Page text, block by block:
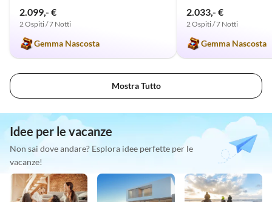
2.099,- €
2 Ospiti / 7 Notti
Gemma Nascosta
2.033,- €
2 Ospiti / 7 Notti
Gemma Nascosta
Mostra Tutto
Idee per le vacanze
Non sai dove andare? Esplora idee perfette per le
vacanze!